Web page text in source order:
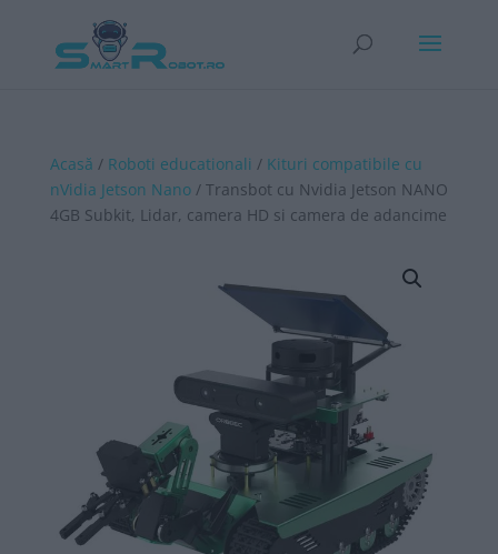
Acasă / Roboti educationali / Kituri compatibile cu
nVidia Jetson Nano/ Transbot cu Nvidia Jetson NANO
4GB Subkit, Lidar, camera HD si camera de adancime